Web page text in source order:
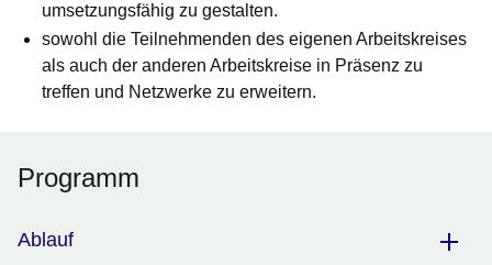
umsetzungsfähig zu gestalten.
sowohl die Teilnehmenden des eigenen Arbeitskreises
als auch der anderen Arbeitskreise in Präsenz zu
treffen und Netzwerke zu erweitern.
Programm
Ablauf